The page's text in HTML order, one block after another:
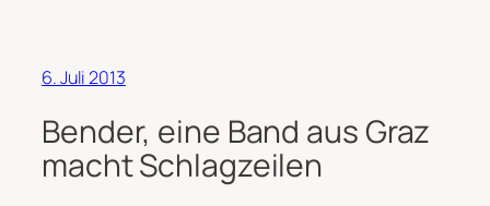
6. Juli 2013
Bender, eine Band aus Graz
macht Schlagzeilen